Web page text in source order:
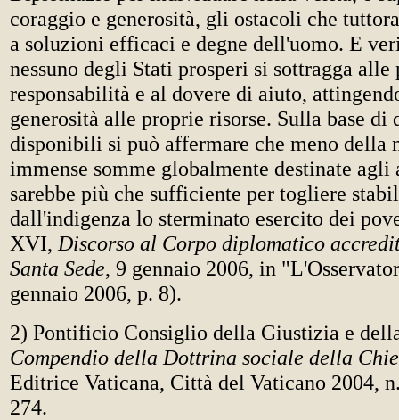
coraggio e generosità, gli ostacoli che
a soluzioni efficaci e degne dell'uomo. E
nessuno degli Stati prosperi si sottragga alle
responsabilità e al dovere di aiuto,
generosità alle proprie risorse. Sulla base di
disponibili si può affermare che meno della
immense somme globalmente destinate agli
sarebbe più che sufficiente per togliere
dall'indigenza lo sterminato esercito dei
XVI, Discorso al Corpo diplomatico
Santa Sede, 9 gennaio 2006, in
gennaio 2006, p. 8).
2) Pontificio Consiglio della Giustizia e
Compendio della Dottrina sociale della
Editrice Vaticana, Città del Vaticano 2004,
274.